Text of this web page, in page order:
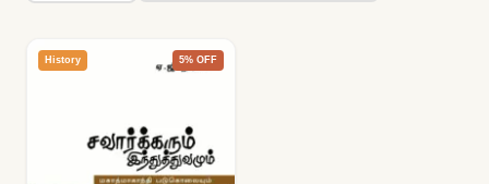
History 5% OFF